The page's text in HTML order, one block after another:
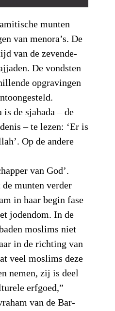
munten
van menora’s. De
van de zevende-
De vondsten
opgravingen
de sjahada – de
– te lezen: ‘Er is
Op de andere
van God’.
munten verder
in haar begin fase
jodendom. In de
moslims niet
in de richting van
veel moslims deze
nemen, zij is deel
erfgoed,”
van de Bar-